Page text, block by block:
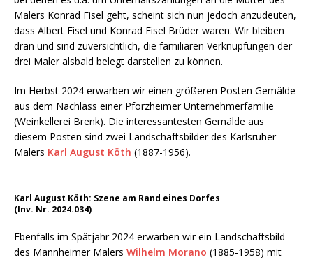
Malers Konrad Fisel geht, scheint sich nun jedoch anzudeuten,
dass Albert Fisel und Konrad Fisel Brüder waren. Wir bleiben
dran und sind zuversichtlich, die familiären Verknüpfungen der
drei Maler alsbald belegt darstellen zu können.
Im Herbst 2024 erwarben wir einen größeren Posten Gemälde
aus dem Nachlass einer Pforzheimer Unternehmerfamilie
(Weinkellerei Brenk). Die interessantesten Gemälde aus
diesem Posten sind zwei Landschaftsbilder des Karlsruher
Malers Karl August Köth (1887-1956).
Karl August Köth: Szene am Rand eines Dorfes
(Inv. Nr. 2024.034)
Ebenfalls im Spätjahr 2024 erwarben wir ein Landschaftsbild
des Mannheimer Malers Wilhelm Morano (1885-1958) mit